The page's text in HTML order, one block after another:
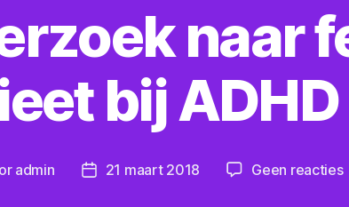
naar
bij ADHD
admin Berichtdatum
21 maart 2018 Geen reacties